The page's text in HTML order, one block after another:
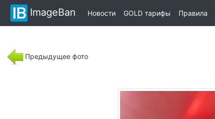
ImageBan Новости GOLD тарифы Правила
Предыдущее фото